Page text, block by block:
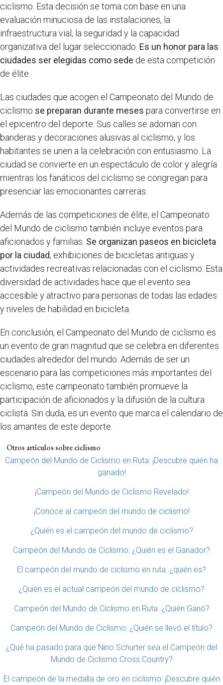
ciclismo. Esta decisión se toma con base en una
evaluación minuciosa de las instalaciones, la
infraestructura vial, la seguridad y la capacidad
organizativa del lugar seleccionado. Es un honor para las
ciudades ser elegidas como sede de esta competición
de élite.
Las ciudades que acogen el Campeonato del Mundo de
ciclismo se preparan durante meses para convertirse en
el epicentro del deporte. Sus calles se adornan con
banderas y decoraciones alusivas al ciclismo, y los
habitantes se unen a la celebración con entusiasmo. La
ciudad se convierte en un espectáculo de color y alegría
mientras los fanáticos del ciclismo se congregan para
presenciar las emocionantes carreras.
Además de las competiciones de élite, el Campeonato
del Mundo de ciclismo también incluye eventos para
aficionados y familias. Se organizan paseos en bicicleta
por la ciudad, exhibiciones de bicicletas antiguas y
actividades recreativas relacionadas con el ciclismo. Esta
diversidad de actividades hace que el evento sea
accesible y atractivo para personas de todas las edades
y niveles de habilidad en bicicleta.
En conclusión, el Campeonato del Mundo de ciclismo es
un evento de gran magnitud que se celebra en diferentes
ciudades alrededor del mundo. Además de ser un
escenario para las competiciones más importantes del
ciclismo, este campeonato también promueve la
participación de aficionados y la difusión de la cultura
ciclista. Sin duda, es un evento que marca el calendario de
los amantes de este deporte.
Otros artículos sobre ciclismo
Campeón del Mundo de Ciclismo en Ruta: ¡Descubre quién ha
ganado!
¡Campeón del Mundo de Ciclismo Revelado!
¡Conoce al campeón del mundo de ciclismo!
¿Quién es el campeón del mundo de ciclismo?
Campeón del Mundo de Ciclismo: ¿Quién es el Ganador?
El campeón del mundo de ciclismo en ruta: ¿quién es?
¿Quién es el actual campeón del mundo de ciclismo?
Campeón del Mundo de Ciclismo en Ruta: ¿Quién Ganó?
Campeón del Mundo de Ciclismo: ¿Quién se llevó el título?
¿Qué ha pasado para que Nino Schurter sea el Campeón del
Mundo de Ciclismo Cross Country?
El campeón de la medalla de oro en ciclismo: ¡Descubre quién